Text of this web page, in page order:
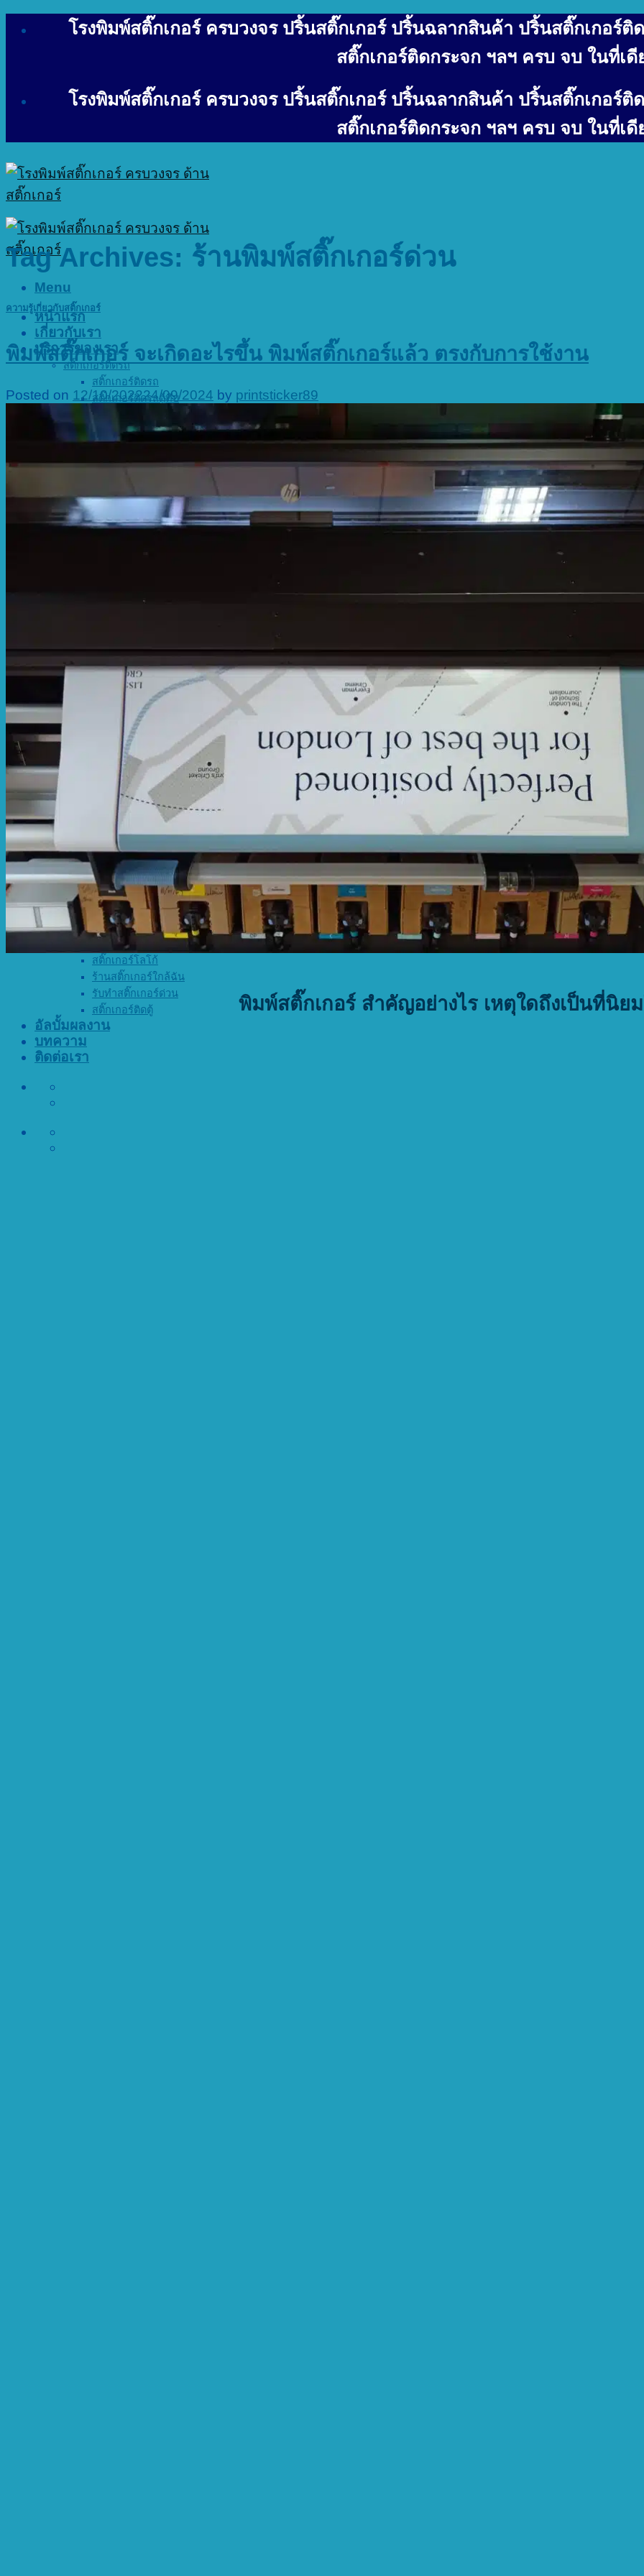
โรงพิมพ์สติ๊กเกอร์ ครบวงจร ปริ้นสติ๊กเกอร์ ปริ้นฉลากสินค้า ปริ้นสติ๊กเกอร์
สติ๊กเกอร์ติดกระจก ฯลฯ ครบ จบ ในที่เดี
โรงพิมพ์สติ๊กเกอร์ ครบวงจร ปริ้นสติ๊กเกอร์ ปริ้นฉลากสินค้า ปริ้นสติ๊กเกอร์
สติ๊กเกอร์ติดกระจก ฯลฯ ครบ จบ ในที่เดี
Menu
หน้าแรก
เกี่ยวกับเรา
บริการของเรา
สติ๊กเกอร์ติดรถ
สติ๊กเกอร์ติดรถ
สติ๊กเกอร์ติดรถตู้ทึบ
ตัดสติ๊กเกอร์ติดรถ
ปริ้นสติ๊กเกอร์ติดรถ
สติ๊กเกอร์ติดกระจกรถ
ปริ้นสติกเกอร์ สคบ
สติ๊กเกอร์ม้วน
ฉลากสินค้า
สติ๊กเกอร์ไดคัท
สติ๊กเกอร์ไดคัท
ตัดสติ๊กเกอร์ติดรถ
สติ๊กเกอร์ติดผนัง
สติ๊กเกอร์ติดผนังปูน
สติ๊กเกอร์ติดผนัง
สติ๊กเกอร์ใส
พิมพ์หมึกขาว
พิมพ์สติ๊กเกอร์อื่นๆ
ร้านทำป้ายสติ๊กเกอร์
พิมพ์สติ๊กเกอร์ PVC
ปริ้นสติ๊กเกอร์การ์ตูน
ปริ้นสติกเกอร์
ปริ้นสติ๊กเกอร์แผ่นใหญ่
พิมพ์สติ๊กเกอร์ยอดนิยม
พิมพ์สติ๊กเกอร์
สติ๊กเกอร์โลโก้
ร้านสติ๊กเกอร์ใกล้ฉัน
รับทำสติ๊กเกอร์ด่วน
สติ๊กเกอร์ติดตู้
อัลบั้มผลงาน
บทความ
ติดต่อเรา
Tag Archives: ร้านพิมพ์สติ๊กเกอร์ด่วน
ความรู้เกี่ยวกับสติ๊กเกอร์
พิมพ์สติ๊กเกอร์ จะเกิดอะไรขึ้น พิมพ์สติ๊กเกอร์แล้ว ตรงกับการใช้งาน
Posted on 12/10/202224/09/2024 by printsticker89
พิมพ์สติ๊กเกอร์ สำคัญอย่างไร เหตุใดถึงเป็นที่นิย